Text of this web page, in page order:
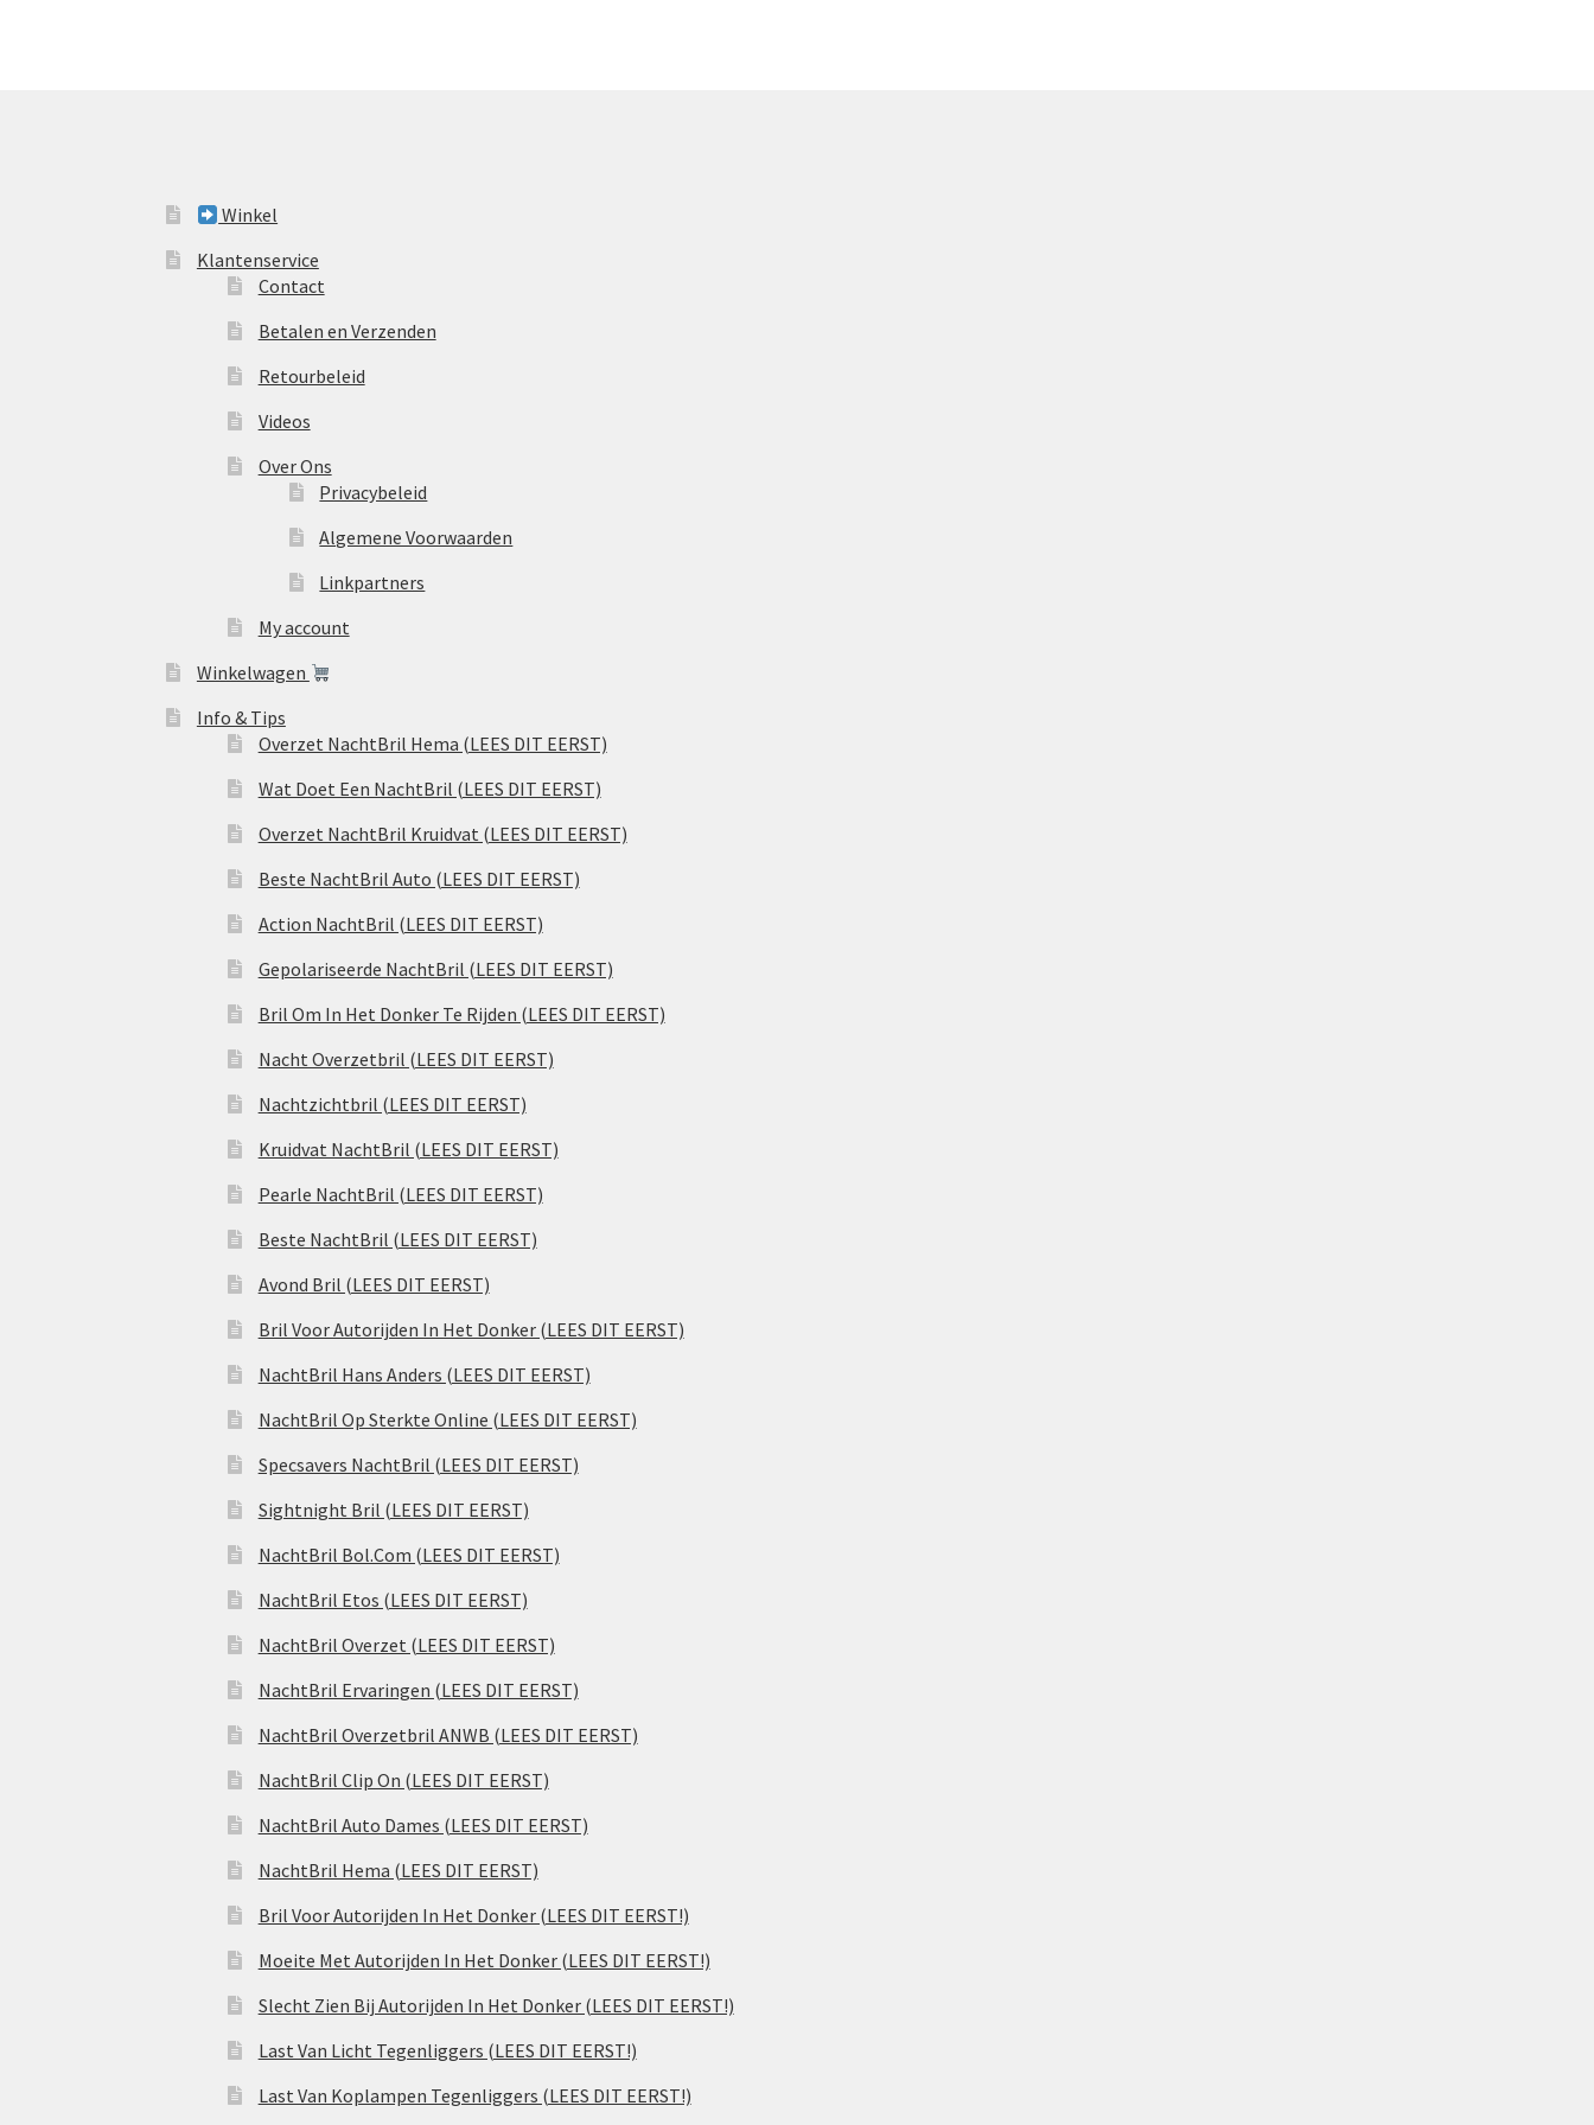
Winkel
Klantenservice
Contact
Betalen en Verzenden
Retourbeleid
Videos
Over Ons
Privacybeleid
Algemene Voorwaarden
Linkpartners
My account
Winkelwagen
Info & Tips
Overzet NachtBril Hema (LEES DIT EERST)
Wat Doet Een NachtBril (LEES DIT EERST)
Overzet NachtBril Kruidvat (LEES DIT EERST)
Beste NachtBril Auto (LEES DIT EERST)
Action NachtBril (LEES DIT EERST)
Gepolariseerde NachtBril (LEES DIT EERST)
Bril Om In Het Donker Te Rijden (LEES DIT EERST)
Nacht Overzetbril (LEES DIT EERST)
Nachtzichtbril (LEES DIT EERST)
Kruidvat NachtBril (LEES DIT EERST)
Pearle NachtBril (LEES DIT EERST)
Beste NachtBril (LEES DIT EERST)
Avond Bril (LEES DIT EERST)
Bril Voor Autorijden In Het Donker (LEES DIT EERST)
NachtBril Hans Anders (LEES DIT EERST)
NachtBril Op Sterkte Online (LEES DIT EERST)
Specsavers NachtBril (LEES DIT EERST)
Sightnight Bril (LEES DIT EERST)
NachtBril Bol.Com (LEES DIT EERST)
NachtBril Etos (LEES DIT EERST)
NachtBril Overzet (LEES DIT EERST)
NachtBril Ervaringen (LEES DIT EERST)
NachtBril Overzetbril ANWB (LEES DIT EERST)
NachtBril Clip On (LEES DIT EERST)
NachtBril Auto Dames (LEES DIT EERST)
NachtBril Hema (LEES DIT EERST)
Bril Voor Autorijden In Het Donker (LEES DIT EERST!)
Moeite Met Autorijden In Het Donker (LEES DIT EERST!)
Slecht Zien Bij Autorijden In Het Donker (LEES DIT EERST!)
Last Van Licht Tegenliggers (LEES DIT EERST!)
Last Van Koplampen Tegenliggers (LEES DIT EERST!)